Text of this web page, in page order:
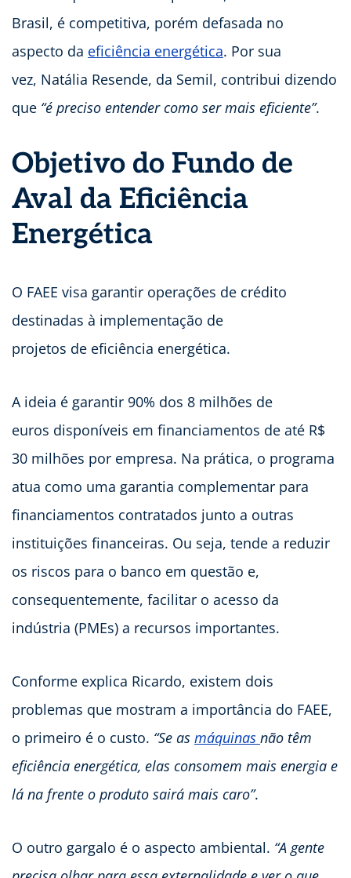
Brasil, é competitiva, porém defasada no
aspecto da eficiência energética. Por sua
vez, Natália Resende, da Semil, contribui dizendo
que “é preciso entender como ser mais eficiente”.
Objetivo do Fundo de
Aval da Eficiência
Energética
O FAEE visa garantir operações de crédito
destinadas à implementação de
projetos de eficiência energética.
A ideia é garantir 90% dos 8 milhões de
euros disponíveis em financiamentos de até R$
30 milhões por empresa. Na prática, o programa
atua como uma garantia complementar para
financiamentos contratados junto a outras
instituições financeiras. Ou seja, tende a reduzir
os riscos para o banco em questão e,
consequentemente, facilitar o acesso da
indústria (PMEs) a recursos importantes.
Conforme explica Ricardo, existem dois
problemas que mostram a importância do FAEE,
o primeiro é o custo. “Se as máquinas não têm
eficiência energética, elas consomem mais energia e
lá na frente o produto sairá mais caro”.
O outro gargalo é o aspecto ambiental. “A gente